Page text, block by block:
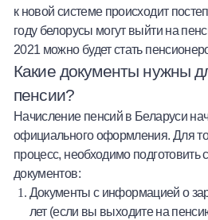
к новой системе происходит
году белорусы могут выйти на
2021 можно будет стать
Какие документы нужны
пенсии?
Начисление пенсий в Беларуси
официального оформления. Для
процесс, необходимо подготовить
документов:
Документы с информацией о
лет (если вы выходите на